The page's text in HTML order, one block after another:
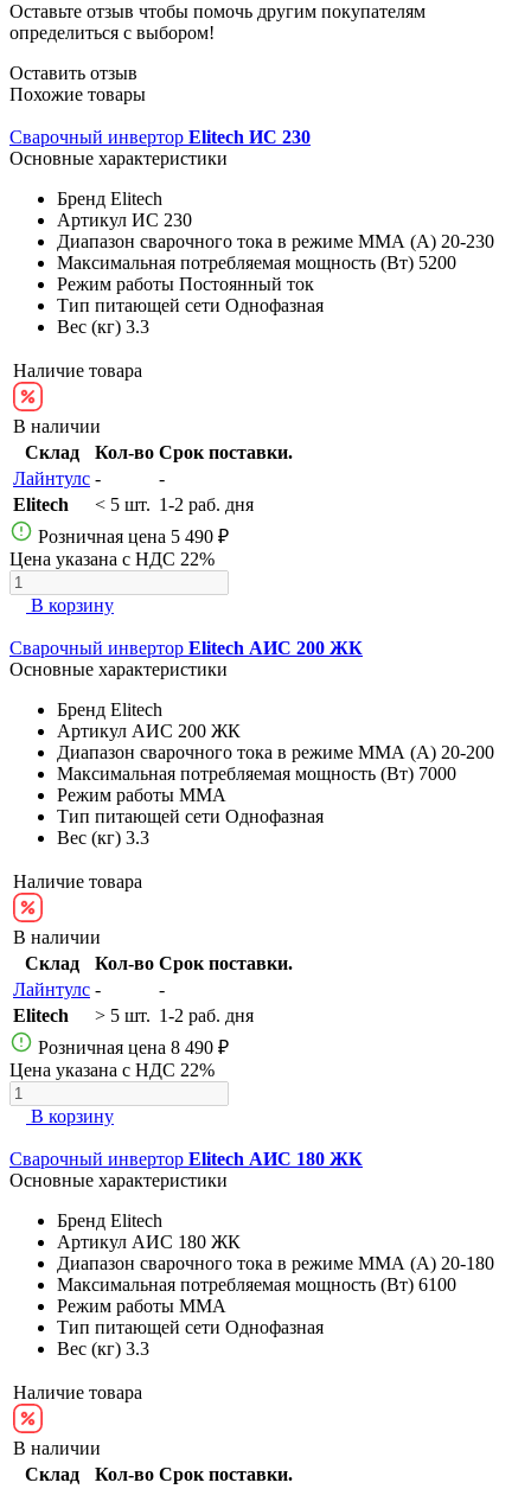
Оставьте отзыв чтобы помочь другим покупателям
определиться с выбором!
Оставить отзыв
Похожие товары
Сварочный инвертор Elitech ИС 230
Основные характеристики
Бренд Elitech
Артикул ИС 230
Диапазон сварочного тока в режиме ММА (А) 20-230
Максимальная потребляемая мощность (Вт) 5200
Режим работы Постоянный ток
Тип питающей сети Однофазная
Вес (кг) 3.3
Наличие товара
В наличии
Склад
Кол-во Срок поставки.
Лайнтулс -
-
Elitech
< 5 шт. 1-2 раб. дня
Розничная цена 5 490 ₽
Цена указана с НДС 22%
В корзину
Сварочный инвертор Elitech АИС 200 ЖК
Основные характеристики
Бренд Elitech
Артикул АИС 200 ЖК
Диапазон сварочного тока в режиме ММА (А) 20-200
Максимальная потребляемая мощность (Вт) 7000
Режим работы MMA
Тип питающей сети Однофазная
Вес (кг) 3.3
Наличие товара
В наличии
Склад
Кол-во Срок поставки.
Лайнтулс -
-
Elitech
> 5 шт. 1-2 раб. дня
Розничная цена 8 490 ₽
Цена указана с НДС 22%
В корзину
Сварочный инвертор Elitech АИС 180 ЖК
Основные характеристики
Бренд Elitech
Артикул АИС 180 ЖК
Диапазон сварочного тока в режиме ММА (А) 20-180
Максимальная потребляемая мощность (Вт) 6100
Режим работы MMA
Тип питающей сети Однофазная
Вес (кг) 3.3
Наличие товара
В наличии
Склад
Кол-во Срок поставки.